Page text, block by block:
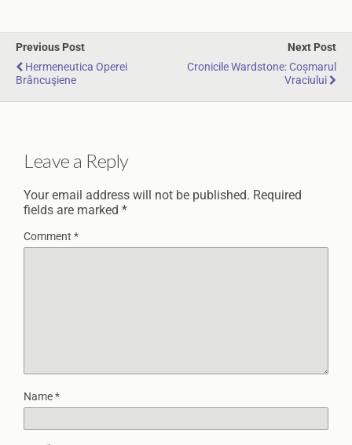
Previous Post
Hermeneutica Operei
Brâncuşiene
Next Post
Cronicile Wardstone: Coșmarul
Vraciului
Leave a Reply
Your email address will not be published. Required
fields are marked *
Comment *
Name*